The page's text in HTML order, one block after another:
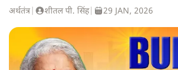
अर्थतंत्र शीतल पी. सिंह| 29 JAN, 2026